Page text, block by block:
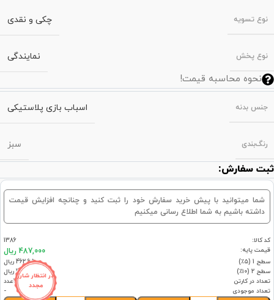
نوع تسویه چکی و نقدی
نوع پخش نمایندگی
نحوه محاسبه قیمت!
جنس بدنه اسباب بازی پلاستیکی
رنگ‌بندی سبز
ثبت سفارش:
شما میتوانید با پیش خرید سفارش خود را ثبت کنید و چنانچه افزایش قیمت
داشته باشیم به شما اطلاع رسانی میکنیم
در انتظار شارژ
مجدد
کد کالا:
1386
قیمت پایه:
487,000 ریال
سطح 1 (۵٪)
462,650 ریال
سطح 2 (۱۰٪)
438,300 ریال
تعداد در کارتن
48عدد
تعداد موجودی
-